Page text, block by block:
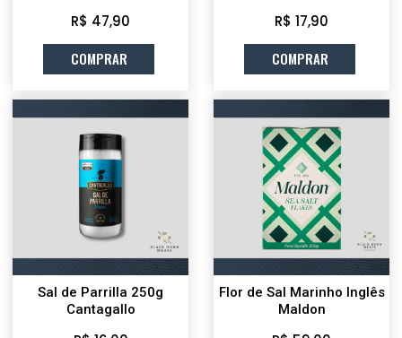
R$ 47,90
COMPRAR
R$ 17,90
COMPRAR
Sal de Parrilla 250g
Cantagallo
Flor de Sal Marinho Inglês
Maldon